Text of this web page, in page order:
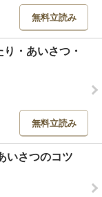
無料立読み
・あいさつ・
無料立読み
いさつのコツ